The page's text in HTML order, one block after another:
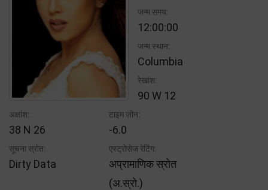
जन्म समय:
12:00:00
जन्म स्थान:
Columbia
रेखांश:
90 W 12
अक्षांश:
38 N 26
टाइम ज़ोन:
-6.0
सूचना स्रोत:
Dirty Data
एस्ट्रोसेज रेटिंग:
अप्रामाणिक स्रोत
(अ.स्रो.)